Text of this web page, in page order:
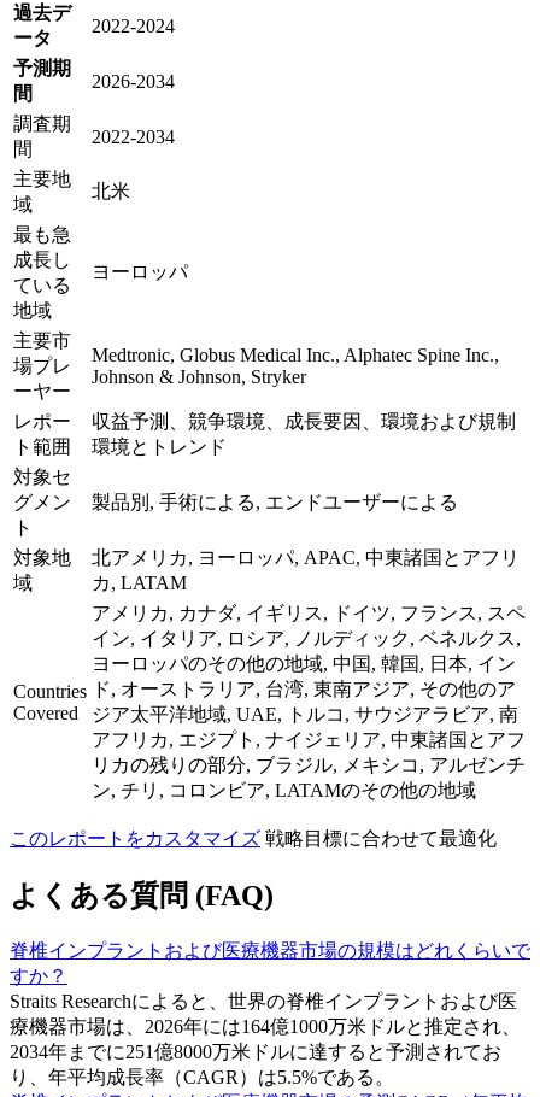
過去デ
ータ
2022-2024
予測期
間
2026-2034
調査期
間
2022-2034
主要地
域
北米
最も急
成長し
ている
地域
ヨーロッパ
主要市
場プレ
ーヤー
Medtronic, Globus Medical Inc., Alphatec Spine Inc.,
Johnson & Johnson, Stryker
レポー
ト範囲
収益予測、競争環境、成長要因、環境および規制
環境とトレンド
対象セ
グメン
ト
製品別, 手術による, エンドユーザーによる
対象地
域
北アメリカ, ヨーロッパ, APAC, 中東諸国とアフリ
カ, LATAM
Countries
Covered
アメリカ, カナダ, イギリス, ドイツ, フランス, スペ
イン, イタリア, ロシア, ノルディック, ベネルクス,
ヨーロッパのその他の地域, 中国, 韓国, 日本, イン
ド, オーストラリア, 台湾, 東南アジア, その他のア
ジア太平洋地域, UAE, トルコ, サウジアラビア, 南
アフリカ, エジプト, ナイジェリア, 中東諸国とアフ
リカの残りの部分, ブラジル, メキシコ, アルゼンチ
ン, チリ, コロンビア, LATAMのその他の地域
このレポートをカスタマイズ 戦略目標に合わせて最適化
よくある質問 (FAQ)
脊椎インプラントおよび医療機器市場の規模はどれくらいで
すか？
Straits Researchによると、世界の脊椎インプラントおよび医
療機器市場は、2026年には164億1000万米ドルと推定され、
2034年までに251億8000万米ドルに達すると予測されてお
り、年平均成長率（CAGR）は5.5%である。